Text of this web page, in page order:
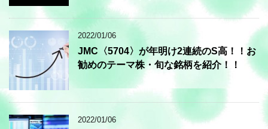
2022/01/06
JMC〈5704〉が年明け2連続のS高！！お
勧めのテーマ株・旬な銘柄を紹介！！
2022/01/06